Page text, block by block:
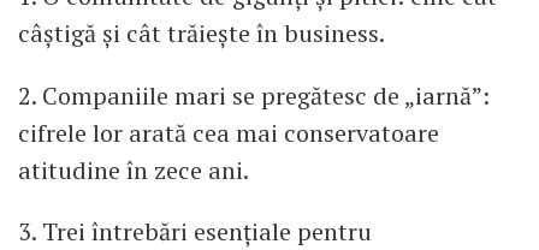
câștigă și cât trăiește în business.
2. Companiile mari se pregătesc de „iarnă”:
cifrele lor arată cea mai conservatoare
atitudine în zece ani.
3. Trei întrebări esențiale pentru